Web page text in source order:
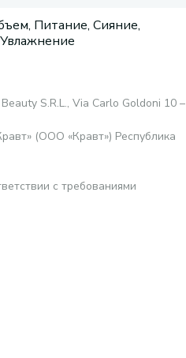
Питание, Сияние,
S.R.L., Via Carlo Goldoni 10 –
(ООО «Кравт») Республика
с требованиями